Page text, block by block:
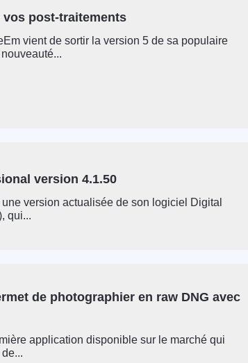
vos post-traitements
vient de sortir la version 5 de sa populaire
version 4.1.50
version actualisée de son logiciel Digital
qui...
de photographier en raw DNG avec
application disponible sur le marché qui